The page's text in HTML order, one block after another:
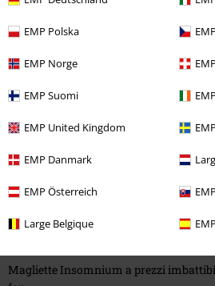
EMP Polska
EMP Norge
EMP Suomi
EMP United Kingdom
EMP Danmark
EMP Österreich
Large Belgique
Insomnium Merch
Merchandising Insomnium: melodie
I pionieri del melodic death metal
della scena metal, grazie a un concept
successo globale e duraturo. Se sei un fan
magliette esclusive e CD imperdibili, per
Magliette Insomnium a prezzi